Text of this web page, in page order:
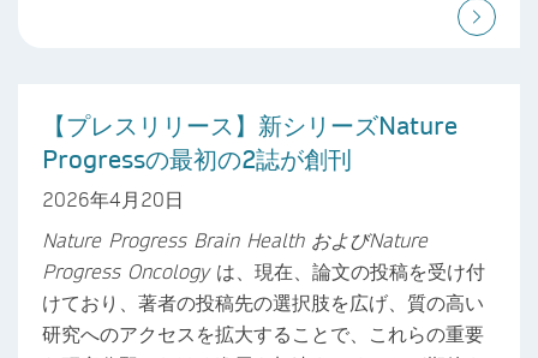
【プレスリリース】新シリーズNature
Progressの最初の2誌が創刊
2026年4月20日
Nature Progress Brain Health およびNature
Progress Oncology は、現在、論文の投稿を受け付
けており、著者の投稿先の選択肢を広げ、質の高い
研究へのアクセスを拡大することで、これらの重要